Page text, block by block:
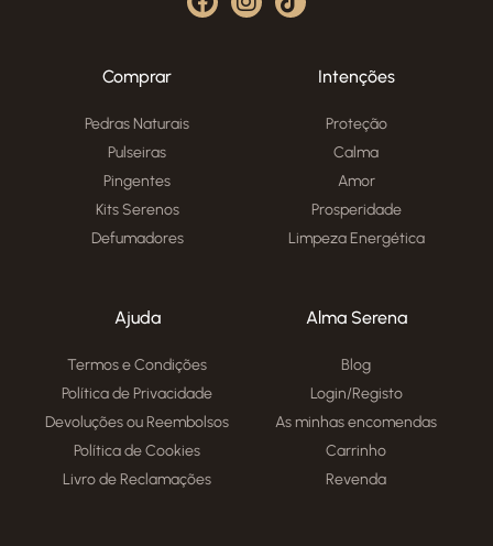
Comprar
Pedras Naturais
Pulseiras
Pingentes
Kits Serenos
Defumadores
Intenções
Proteção
Calma
Amor
Prosperidade
Limpeza Energética
Ajuda
Termos e Condições
Política de Privacidade
Devoluções ou Reembolsos
Política de Cookies
Livro de Reclamações
Alma Serena
Blog
Login/Registo
As minhas encomendas
Carrinho
Revenda